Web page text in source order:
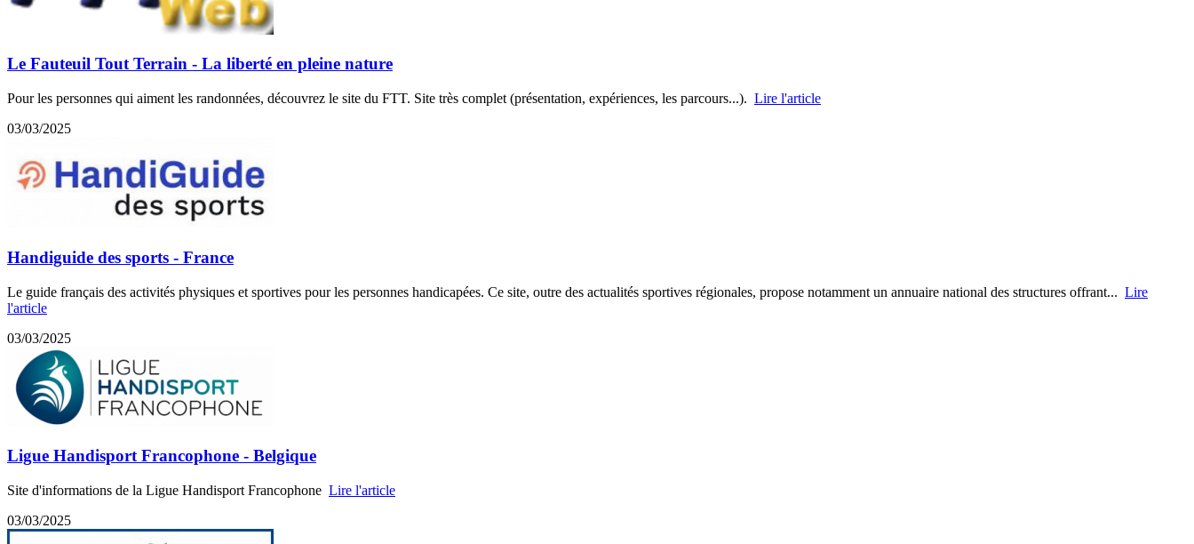
Le Fauteuil Tout Terrain - La liberté en pleine nature
Pour les personnes qui aiment les randonnées, découvrez le site du FTT. Site très complet (présentation, expériences, les parcours...). Lire l'article
03/03/2025
Handiguide des sports - France
Le guide français des activités physiques et sportives pour les personnes handicapées. Ce site, outre des actualités sportives régionales, propose notamment un annuaire national des structures offrant... Lire
l'article
03/03/2025
Ligue Handisport Francophone - Belgique
Site d'informations de la Ligue Handisport Francophone Lire l'article
03/03/2025